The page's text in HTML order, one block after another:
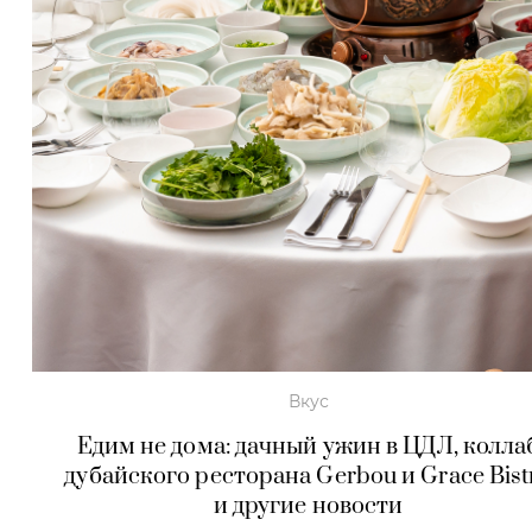
Вкус
Едим не дома: дачный ужин в ЦДЛ,
дубайского ресторана Gerbou и Grace
и другие новости